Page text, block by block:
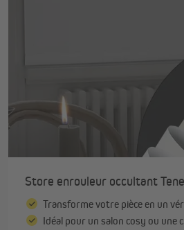
Store enrouleur occultant
Transforme votre pièce en un
Idéal pour un salon cosy ou